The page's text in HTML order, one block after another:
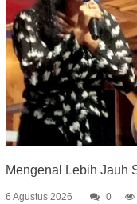
Mengenal Lebih Jauh
6 Agustus 2026 0